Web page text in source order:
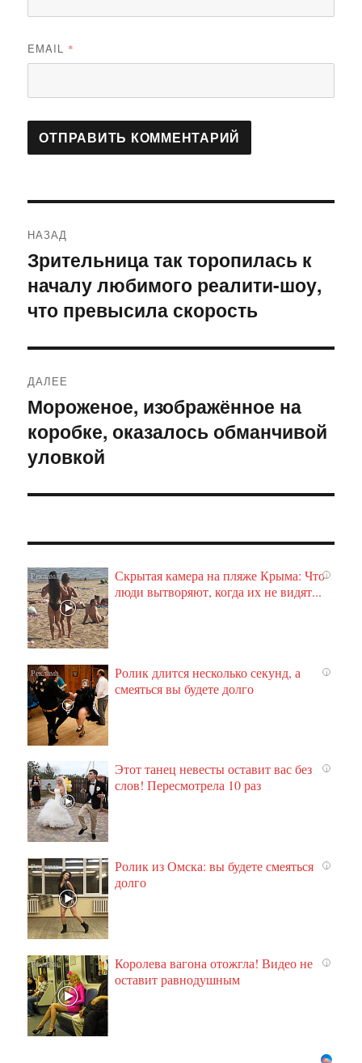
EMAIL *
по
записям
НАЗАД
Предыдущая
запись:
Зрительница так торопилась к
началу любимого реалити-шоу,
что превысила скорость
ДАЛЕЕ
Следующая
запись:
Мороженое, изображённое на
коробке, оказалось обманчивой
уловкой
i
Скрытая камера на пляже Крыма: Что
люди вытворяют, когда их не видят...
i
Ролик длится несколько секунд, а
смеяться вы будете долго
i
Этот танец невесты оставит вас без
слов! Пересмотрела 10 раз
i
Ролик из Омска: вы будете смеяться
долго
i
Королева вагона отожгла! Видео не
оставит равнодушным